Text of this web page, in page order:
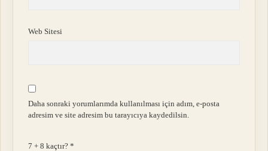
Web Sitesi
Daha sonraki yorumlarımda kullanılması için adım, e-posta
adresim ve site adresim bu tarayıcıya kaydedilsin.
7 + 8 kaçtır?*